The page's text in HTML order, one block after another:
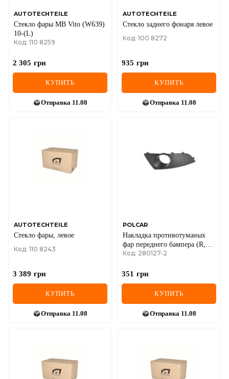
AUTOTECHTEILE
Стекло фары MB Vito (W639)
10-(L)
Код: 110 8259
2 305 грн
КУПИТЬ
Отправка 11.08
AUTOTECHTEILE
Стекло заднего фонаря левое
Код: 100 8272
935 грн
КУПИТЬ
Отправка 11.08
AUTOTECHTEILE
Стекло фары, левое
Код: 110 8243
3 389 грн
КУПИТЬ
Отправка 11.08
POLCAR
Накладка противотуманых
фар переднего бампера (R,
правая) Renault Logan I
Код: 280127-2
351 грн
КУПИТЬ
Отправка 11.08